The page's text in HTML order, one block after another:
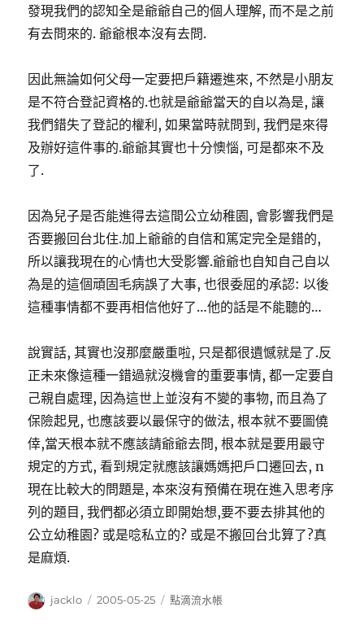
發現我們的認知全是爺爺自己的個人理解, 而不是之前
有去問來的. 爺爺根本沒有去問.
因此無論如何父母一定要把戶籍遷進來, 不然是小朋友
是不符合登記資格的.也就是爺爺當天的自以為是, 讓
我們錯失了登記的權利, 如果當時就問到, 我們是來得
及辦好這件事的.爺爺其實也十分懊惱, 可是都來不及
了.
因為兒子是否能進得去這間公立幼稚園, 會影響我們是
否要搬回台北住.加上爺爺的自信和篤定完全是錯的,
所以讓我現在的心情也大受影響.爺爺也自知自己自以
為是的這個頑固毛病誤了大事, 也很委屈的承認: 以後
這種事情都不要再相信他好了…他的話是不能聽的…
說實話, 其實也沒那麼嚴重啦, 只是都很遺憾就是了.反
正未來像這種一錯過就沒機會的重要事情, 都一定要自
己親自處理, 因為這世上並沒有不變的事物, 而且為了
保險起見, 也應該要以最保守的做法, 根本就不要圖僥
倖,當天根本就不應該請爺爺去問, 根本就是要用最守
規定的方式, 看到規定就應該讓媽媽把戶口遷回去, n
現在比較大的問題是, 本來沒有預備在現在進入思考序
列的題目, 我們都必須立即開始想,要不要去排其他的
公立幼稚園? 或是唸私立的? 或是不搬回台北算了?真
是麻煩.
作
jacklo
發
2005-05-25
分
點滴流水帳